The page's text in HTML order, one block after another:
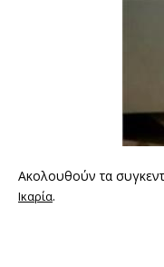
Ακολουθούν τα
Ικαρία.